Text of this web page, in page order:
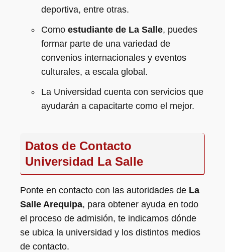
deportiva, entre otras.
Como estudiante de La Salle, puedes
formar parte de una variedad de
convenios internacionales y eventos
culturales, a escala global.
La Universidad cuenta con servicios que
ayudarán a capacitarte como el mejor.
Datos de Contacto
Universidad La Salle
Ponte en contacto con las autoridades de La
Salle Arequipa, para obtener ayuda en todo
el proceso de admisión, te indicamos dónde
se ubica la universidad y los distintos medios
de contacto.